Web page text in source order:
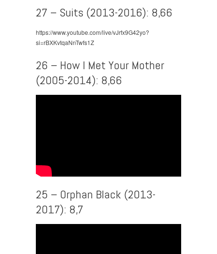
27 – Suits (2013-2016): 8,66
https://www.youtube.com/live/vJrfx9G42yo?
si=rBXKvtqaNnTwfs1Z
26 – How I Met Your Mother
(2005-2014): 8,66
25 – Orphan Black (2013-
2017): 8,7